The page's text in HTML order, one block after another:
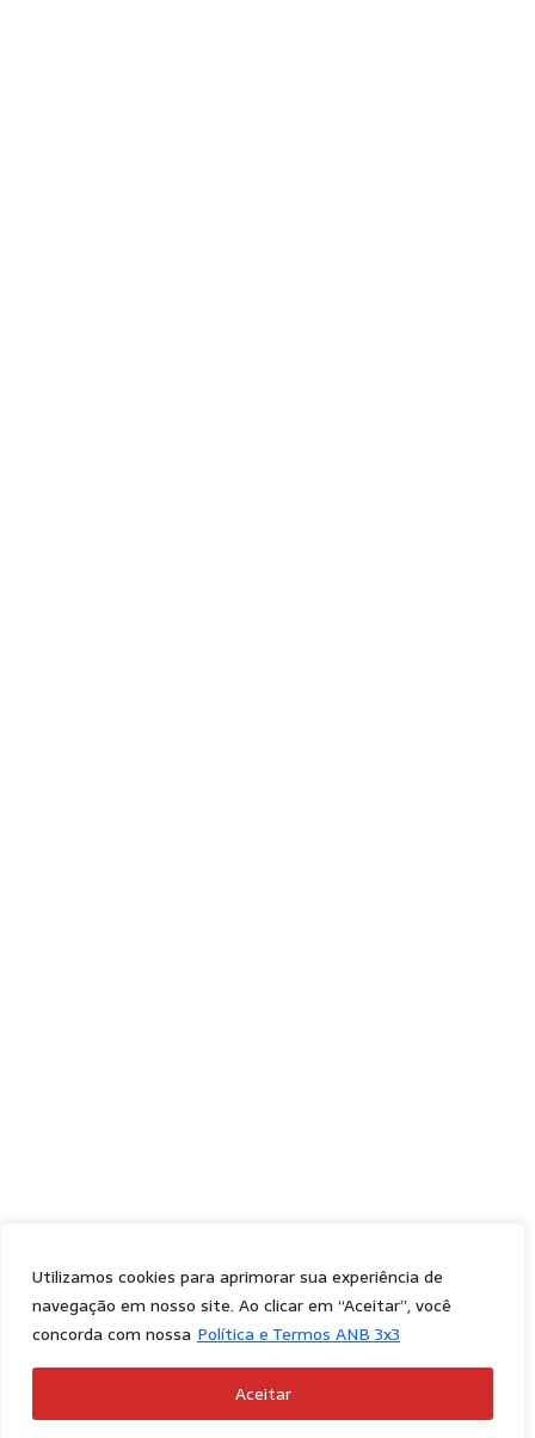
Utilizamos cookies para aprimorar sua experiência de
navegação em nosso site. Ao clicar em “Aceitar”, você
concorda com nossa Política e Termos ANB 3x3
Aceitar